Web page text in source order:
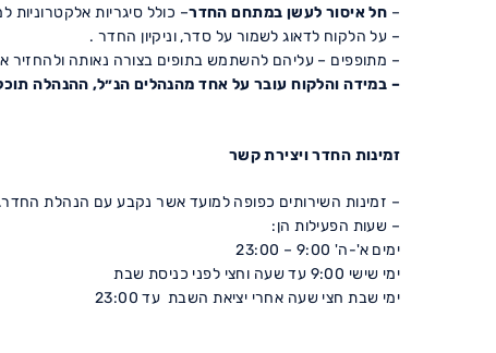
– חל איסור לעשן במתחם החדר– כולל סיגריות אלקטרוניות
– על הלקוח לדאוג לשמור על סדר, וניקיון החדר .
– מתופפים – עליהם להשתמש בתופים בצורה נאותה ולהחזיר
– במידה והלקוח עובר על אחד מהנהלים הנ״ל, ההנהלה
זמינות החדר ויצירת קשר
– זמינות השירותים כפופה למועד אשר נקבע עם הנהלת החדר.
– שעות הפעילות הן:
ימים א'-ה' 9:00 – 23:00
ימי שישי 9:00 עד שעה וחצי לפני כניסת שבת
ימי שבת חצי שעה אחרי יציאת השבת עד 23:00